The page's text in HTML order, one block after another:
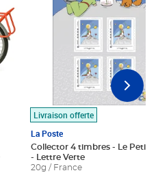
Livraison offerte
La Poste
Collector 4 timbres - Le Petit
- Lettre Verte
20g / France